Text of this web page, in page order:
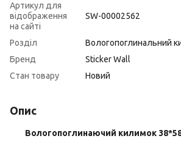
Артикул для
відображення
на сайті
SW-00002562
Розділ
Вологопоглинальний
Бренд
Sticker Wall
Стан товару
Новий
Опис
Вологопоглинаючий килимок